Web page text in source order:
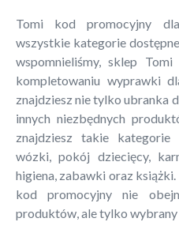
Tomi kod promocyjny
wszystkie kategorie
wspomnieliśmy, sklep
kompletowaniu wyprawki
znajdziesz nie tylko ubranka
innych niezbędnych
znajdziesz takie
wózki, pokój dziecięcy,
higiena, zabawki oraz
kod promocyjny nie
produktów, ale tylko